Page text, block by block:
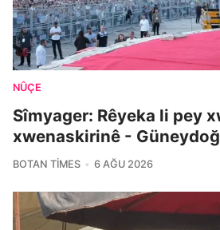
NÛÇE
Sîmyager: Rêyeka li pey
xwenaskirinê -
BOTAN TIMES 6 AĞU 2026